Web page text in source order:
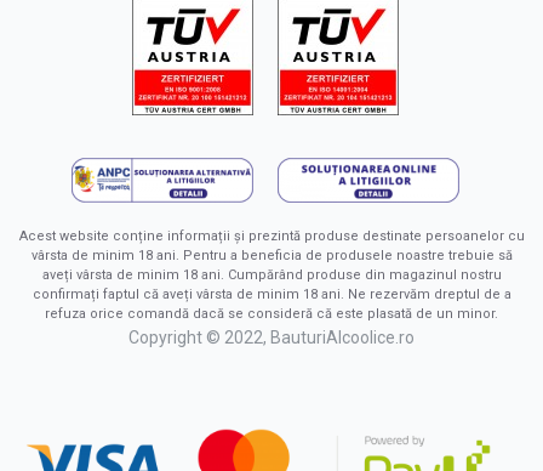
Acest website conține informații și prezintă produse destinate persoanelor cu
vârsta de minim 18 ani. Pentru a beneficia de produsele noastre trebuie să
aveți vârsta de minim 18 ani. Cumpărând produse din magazinul nostru
confirmați faptul că aveți vârsta de minim 18 ani. Ne rezervăm dreptul de a
refuza orice comandă dacă se consideră că este plasată de un minor.
Copyright © 2022, BauturiAlcoolice.ro